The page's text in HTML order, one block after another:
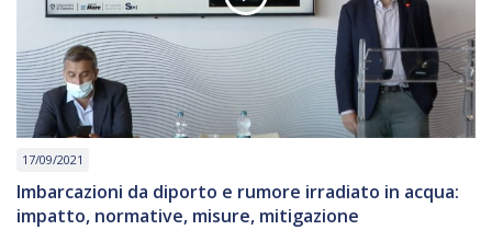
17/09/2021
Imbarcazioni da diporto e rumore irradiato in acqua:
impatto, normative, misure, mitigazione